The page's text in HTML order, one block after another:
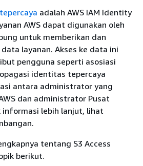
adalah AWS IAM Identity
AWS dapat digunakan oleh
untuk memberikan dan
layanan. Akses ke data ini
pengguna seperti asosiasi
identitas tepercaya
antara administrator yang
dan administrator Pusat
informasi lebih lanjut, lihat
tentang S3 Access
berikut.